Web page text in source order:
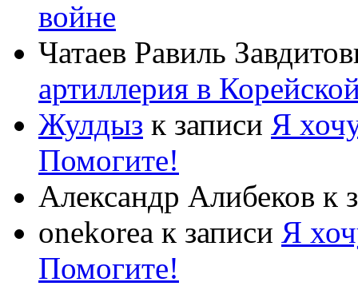
войне
Чатаев Равиль
артиллерия в
Жулдыз к записи Я
Помогите!
Александр Алибеков к
onekorea к записи Я
Помогите!